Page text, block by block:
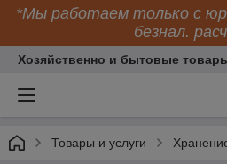
*Мы работаем только с
безнал.
Хозяйственно и бытовые
Товары и услуги